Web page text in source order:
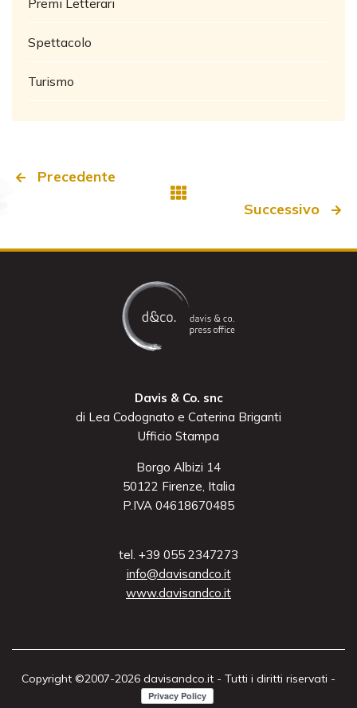
Premi Letterari
Spettacolo
Turismo
Precedente
Successivo
Davis & Co. snc
di Lea Codognato e Caterina Briganti
Ufficio Stampa
Borgo Albizi 14
50122 Firenze, Italia
P.IVA 04618670485
tel. +39 055 2347273
info@davisandco.it
www.davisandco.it
Copyright ©2007-2026 davisandco.it - Tutti i diritti riservati -